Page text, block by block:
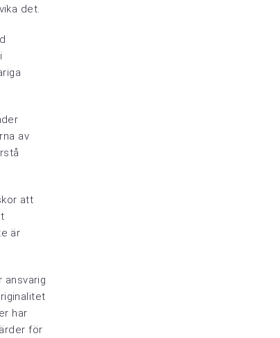
det.
av
att
är
har
för